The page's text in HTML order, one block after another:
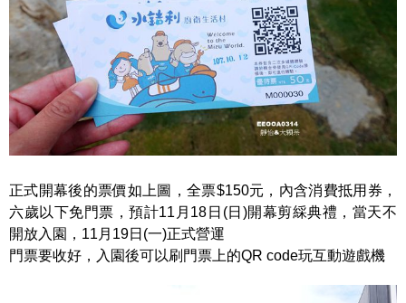
正式開幕後的票價如上圖，全票$150元，內含消費抵用券，
六歲以下免門票，預計11月18日(日)開幕剪綵典禮，當天不
開放入園，11月19日(一)正式營運
門票要收好，入園後可以刷門票上的QR code玩互動遊戲機